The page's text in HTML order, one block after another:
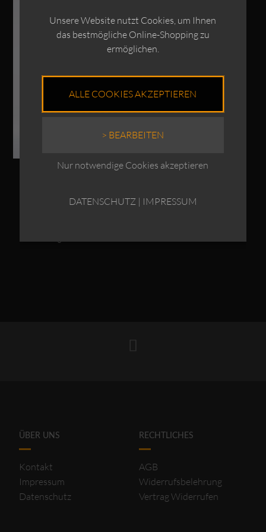
239,00
Baumwoll-Cord
€239,00
zzgl.Versand
ÜBER UNS
Kontakt
Impressum
Datenschutz
RECHTLICHES
AGB
Widerrufsbelehrung
Vertrag Widerrufen
Unsere Website nutzt Cookies, um Ihnen
das bestmögliche Online-Shopping zu
ermöglichen.
ALLE COOKIES AKZEPTIEREN
> BEARBEITEN
Nur notwendige Cookies akzeptieren
DATENSCHUTZ | IMPRESSUM